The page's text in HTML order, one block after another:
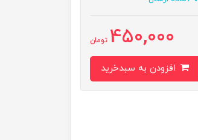
450,000 تومان